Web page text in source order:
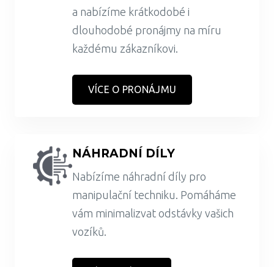
a nabízíme krátkodobé i
dlouhodobé pronájmy na míru
každému zákazníkovi.
VÍCE O PRONÁJMU
NÁHRADNÍ DÍLY
Nabízíme náhradní díly pro
manipulační techniku. Pomáháme
vám minimalizvat odstávky vašich
vozíků.